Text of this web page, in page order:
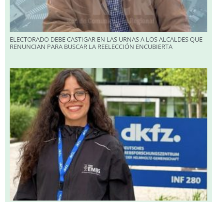
ELECTORADO DEBE CASTIGAR EN LAS URNAS A LOS ALCALDES QUE
RENUNCIAN PARA BUSCAR LA REELECCIÓN ENCUBIERTA